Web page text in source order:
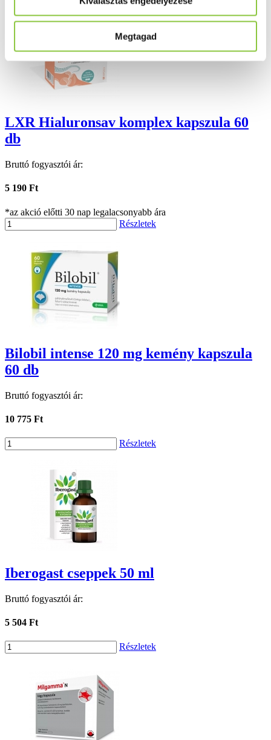
Megtagad
LXR Hialuronsav komplex kapszula 60
db
Bruttó fogyasztói ár:
5 190 Ft
*az akció előtti 30 nap legalacsonyabb ára
Részletek
Bilobil intense 120 mg kemény kapszula
60 db
Bruttó fogyasztói ár:
10 775 Ft
Részletek
Iberogast cseppek 50 ml
Bruttó fogyasztói ár:
5 504 Ft
Részletek